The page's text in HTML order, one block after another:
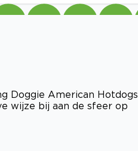
Doggie American Hotdogs
wijze bij aan de sfeer op